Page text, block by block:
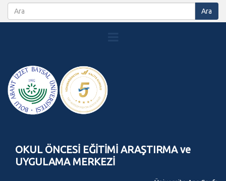
OKUL ÖNCESİ EĞİTİMİ ARAŞTIRMA ve
UYGULAMA MERKEZİ